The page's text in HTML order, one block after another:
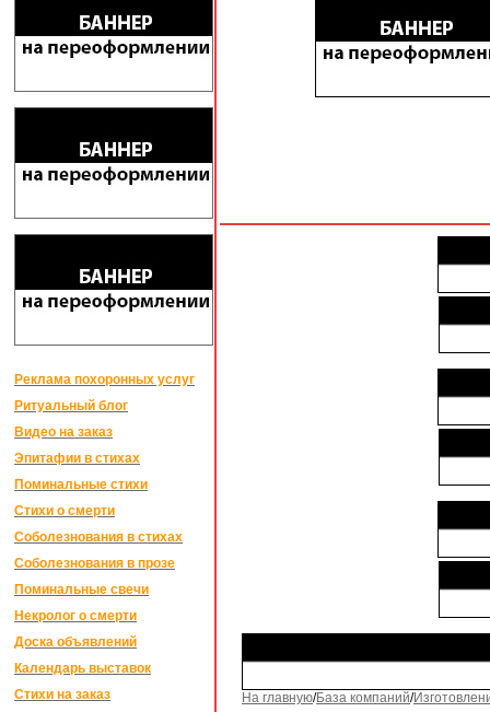
Реклама похоронных услуг
Ритуальный блог
Видео на заказ
Эпитафии в стихах
Поминальные стихи
Стихи о смерти
Соболезнования в стихах
Соболезнования в прозе
Поминальные свечи
Некролог о смерти
Доска объявлений
Календарь выставок
Стихи на заказ
На главную/База компаний/